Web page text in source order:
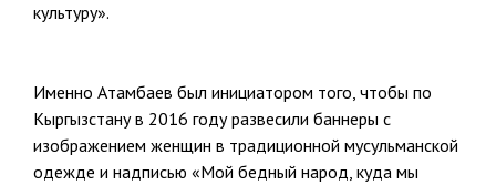
культуру».
Именно Атамбаев был инициатором того, чтобы по
Кыргызстану в 2016 году развесили баннеры с
изображением женщин в традиционной мусульманской
одежде и надписью «Мой бедный народ, куда мы